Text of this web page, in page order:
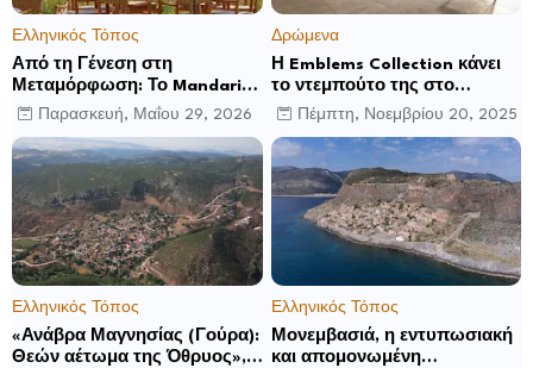
Ελληνικός Τόπος
Από τη Γένεση στη
Μεταμόρφωση: Το Mandarin
Oriental, Costa Navarino
αποκαλύπτει μια νέα σεζόν
βιωματικών εμπειριών
Παρασκευή, Μαΐου 29, 2026
Δρώμενα
Η Emblems Collection κάνει
το ντεμπούτο της στο
Ηνωμένο Βασίλειο με το
Luckham Park Hotel & Spa
και ανακοινώνει άλλα έξι
ανοίγματα για το 2026 και
μετά
Πέμπτη, Νοεμβρίου 20, 2025
Ελληνικός Τόπος
«Ανάβρα Μαγνησίας (Γούρα):
Θεών αέτωμα της Όθρυος»,
Ελληνικός Τόπος
Μονεμβασιά, η εντυπωσιακή
και απομονωμένη